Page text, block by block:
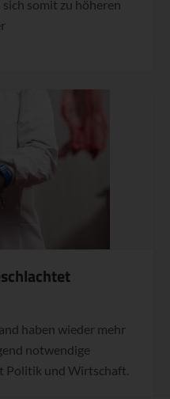
somit zu höheren
haben wieder mehr
notwendige
Politik und Wirtschaft.